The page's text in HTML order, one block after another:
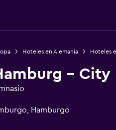
Hoteles en Alemania Hoteles
- City
Hamburgo